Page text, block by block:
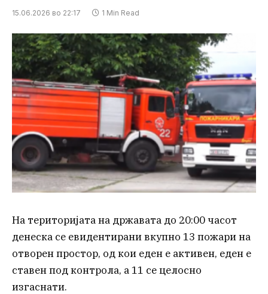
15.06.2026 во 22:17 1 Min Read
На територијата на државата до 20:00 часот
денеска се евидентирани вкупно 13 пожари на
отворен простор, од кои еден е активен, еден е
ставен под контрола, а 11 се целосно
изгаснати.